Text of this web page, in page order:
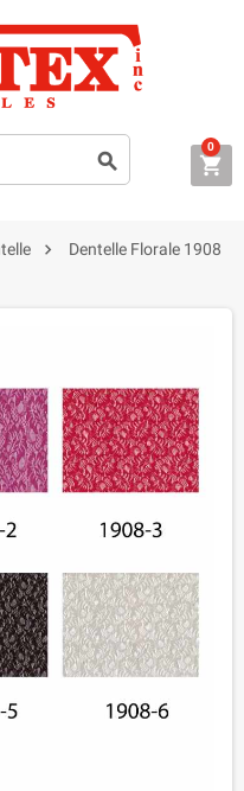
 
0
 Dentelle Florale 1908